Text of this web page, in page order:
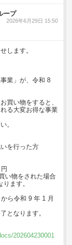
ープ
2026年6月29日 15:50
します。
業」が、令和 8
買い物をすると、
る大変お得な事業
。
を行った方
い物をされた場合
ます。
ら令和 9 年 1 月
となります。
202604230001